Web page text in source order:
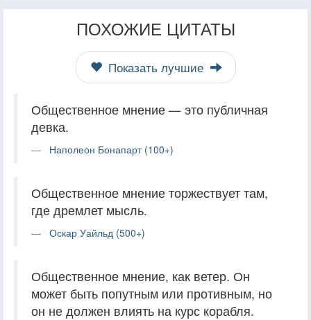
ПОХОЖИЕ ЦИТАТЫ
Показать лучшие
Общественное мнение — это публичная
девка.
Наполеон Бонапарт (100+)
Общественное мнение торжествует там,
где дремлет мысль.
Оскар Уайльд (500+)
Общественное мнение, как ветер. Он
может быть попутным или противным, но
он не должен влиять на курс корабля.